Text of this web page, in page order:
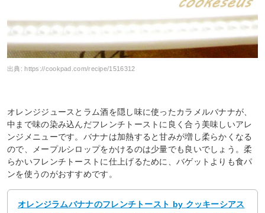
出典:https://cookpad.com/recipe/1516312
オレンジジュースとラム酒を隠し味に使ったカラメルバナナが、
中まで味の染み込んだフレンチトーストに良く合う美味しいアレ
ンジメニューです。バナナは加熱すると甘みが増し柔らかくなる
ので、メープルシロップをかけるのは少量でも良いでしょう。柔
らかいフレンチトーストに仕上げるために、バゲットよりも食パ
ンを使うのがおすすめです。
オレンジラムバナナのフレンチトースト by クッキーシアス